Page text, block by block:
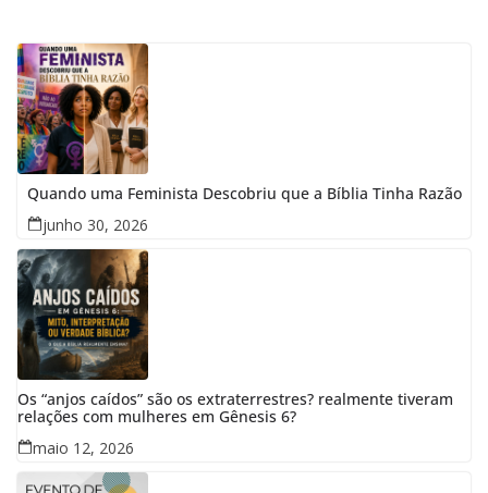
Quando uma Feminista Descobriu que a Bíblia Tinha Razão
junho 30, 2026
Os “anjos caídos” são os extraterrestres? realmente tiveram
relações com mulheres em Gênesis 6?
maio 12, 2026